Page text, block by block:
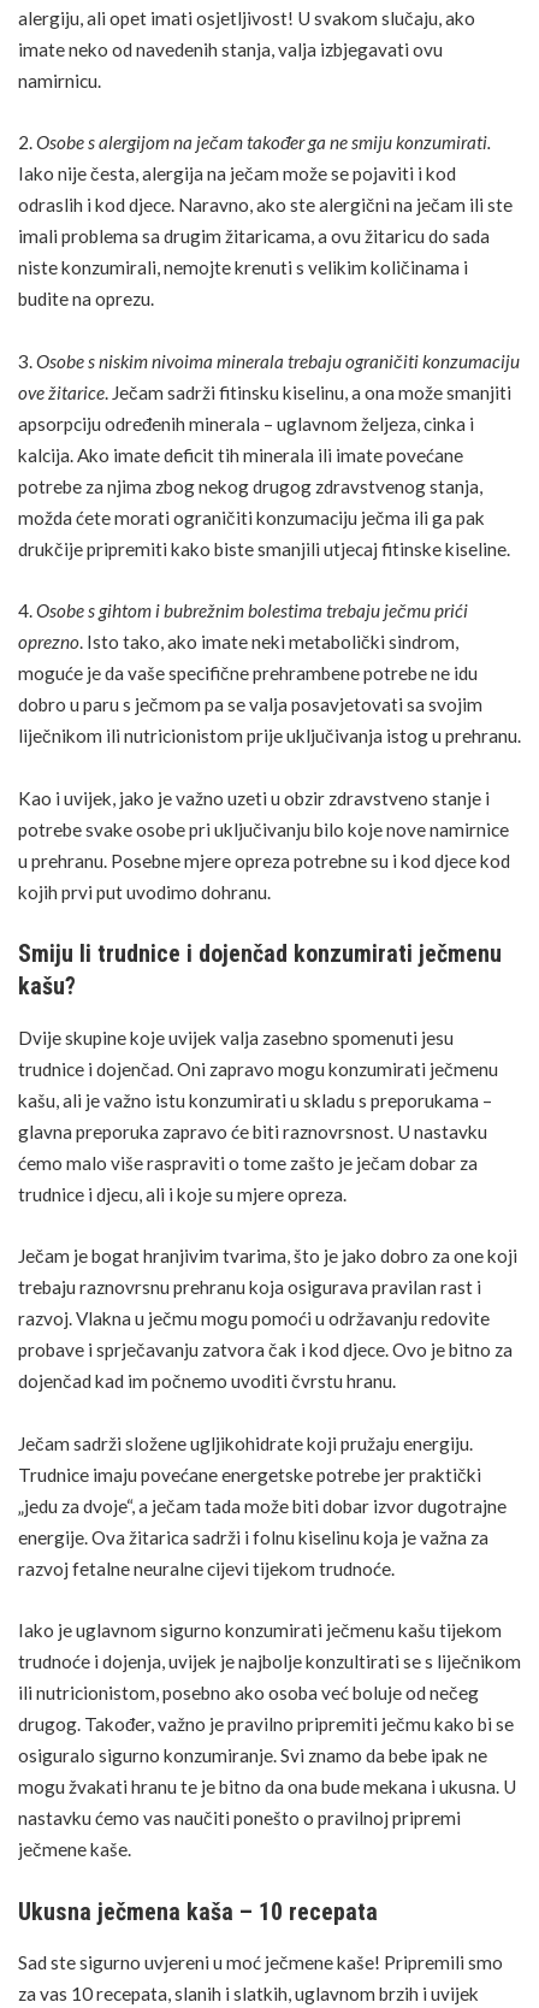
alergiju, ali opet imati osjetljivost! U svakom slučaju, ako
imate neko od navedenih stanja, valja izbjegavati ovu
namirnicu.
2.Osobe s alergijom na ječam također ga ne smiju konzumirati.
Iako nije česta, alergija na ječam može se pojaviti i kod
odraslih i kod djece. Naravno, ako ste alergični na ječam ili ste
imali problema sa drugim žitaricama, a ovu žitaricu do sada
niste konzumirali, nemojte krenuti s velikim količinama i
budite na oprezu.
3.Osobe s niskim nivoima minerala trebaju ograničiti konzumaciju
ove žitarice. Ječam sadrži fitinsku kiselinu, a ona može smanjiti
apsorpciju određenih minerala – uglavnom željeza, cinka i
kalcija. Ako imate deficit tih minerala ili imate povećane
potrebe za njima zbog nekog drugog zdravstvenog stanja,
možda ćete morati ograničiti konzumaciju ječma ili ga pak
drukčije pripremiti kako biste smanjili utjecaj fitinske kiseline.
4.Osobe s gihtom i bubrežnim bolestima trebaju ječmu prići
oprezno. Isto tako, ako imate neki metabolički sindrom,
moguće je da vaše specifične prehrambene potrebe ne idu
dobro u paru s ječmom pa se valja posavjetovati sa svojim
liječnikom ili nutricionistom prije uključivanja istog u prehranu.
Kao i uvijek, jako je važno uzeti u obzir zdravstveno stanje i
potrebe svake osobe pri uključivanju bilo koje nove namirnice
u prehranu. Posebne mjere opreza potrebne su i kod djece kod
kojih prvi put uvodimo dohranu.
Smiju li trudnice i dojenčad konzumirati ječmenu
kašu?
Dvije skupine koje uvijek valja zasebno spomenuti jesu
trudnice i dojenčad. Oni zapravo mogu konzumirati ječmenu
kašu, ali je važno istu konzumirati u skladu s preporukama –
glavna preporuka zapravo će biti raznovrsnost. U nastavku
ćemo malo više raspraviti o tome zašto je ječam dobar za
trudnice i djecu, ali i koje su mjere opreza.
Ječam je bogat hranjivim tvarima, što je jako dobro za one koji
trebaju raznovrsnu prehranu koja osigurava pravilan rast i
razvoj. Vlakna u ječmu mogu pomoći u održavanju redovite
probave i sprječavanju zatvora čak i kod djece. Ovo je bitno za
dojenčad kad im počnemo uvoditi čvrstu hranu.
Ječam sadrži složeneugljikohidratekoji pružaju energiju.
Trudnice imaju povećane energetske potrebe jer praktički
„jedu za dvoje“, a ječam tada može biti dobar izvor dugotrajne
energije. Ova žitarica sadrži i folnu kiselinu koja je važna za
razvoj fetalne neuralne cijevi tijekom trudnoće.
Iako je uglavnom sigurno konzumirati ječmenu kašu tijekom
trudnoće i dojenja, uvijek je najbolje konzultirati se s liječnikom
ili nutricionistom, posebno ako osoba već boluje od nečeg
drugog. Također, važno je pravilno pripremiti ječmu kako bi se
osiguralo sigurno konzumiranje. Svi znamo da bebe ipak ne
mogu žvakati hranu te je bitno da ona bude mekana i ukusna. U
nastavku ćemo vas naučiti ponešto o pravilnoj pripremi
ječmene kaše.
Ukusna ječmena kaša – 10 recepata
Sad ste sigurno uvjereni u moć ječmene kaše! Pripremili smo
za vas 10 recepata, slanih i slatkih, uglavnom brzih i uvijek